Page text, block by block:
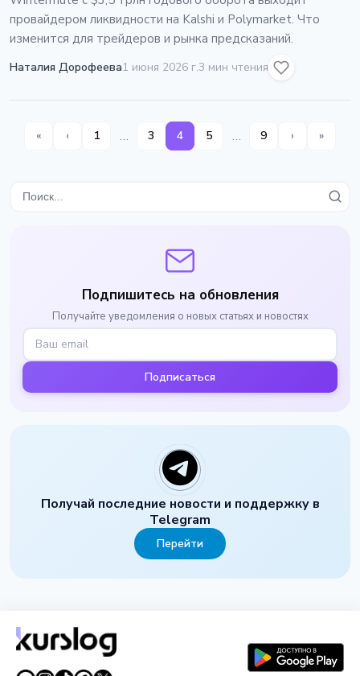
провайдером ликвидности на Kalshi и Polymarket. Что
изменится для трейдеров и рынка предсказаний.
Наталия Дорофеева1 июня 2026 г.3 мин чтения
Подпишитесь на обновления
Получайте уведомления о новых статьях и новостях
Подписаться
Получай последние новости и поддержку в
Telegram
Перейти
« ‹ 1 … 3 4 5 … 9 › »